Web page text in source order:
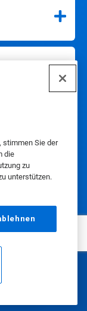
stimmen Sie der
die
zu
unterstützen.